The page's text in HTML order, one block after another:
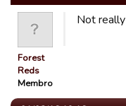
Forest
Reds
Membro
Not really